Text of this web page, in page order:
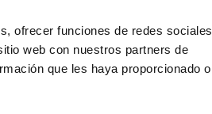
ofrecer funciones de redes sociales
web con nuestros partners de
que les haya proporcionado o
×